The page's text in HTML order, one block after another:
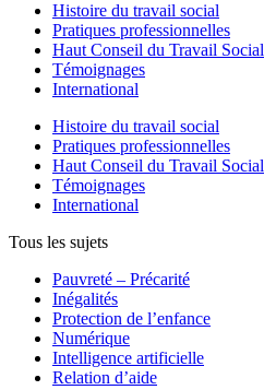
Histoire du travail social
Pratiques professionnelles
Haut Conseil du Travail Social
Témoignages
International
Histoire du travail social
Pratiques professionnelles
Haut Conseil du Travail Social
Témoignages
International
Tous les sujets
Pauvreté – Précarité
Inégalités
Protection de l’enfance
Numérique
Intelligence artificielle
Relation d’aide